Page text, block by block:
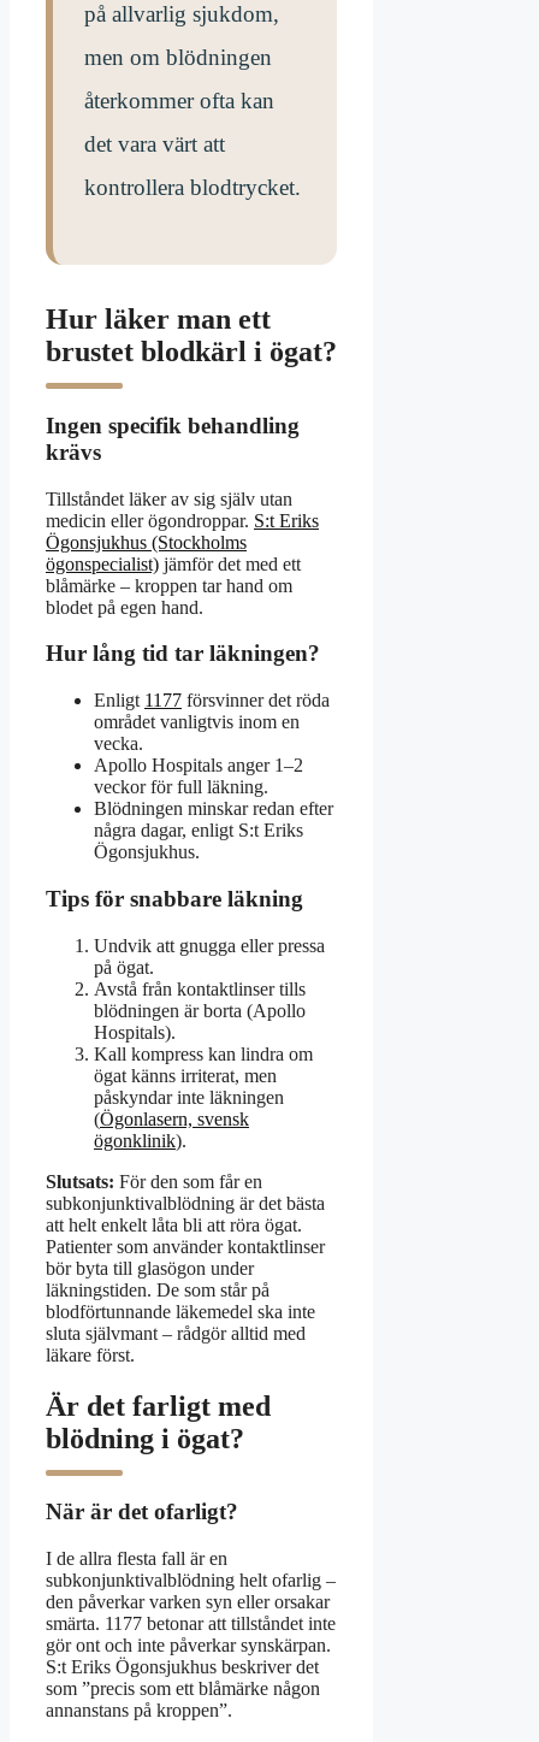
på allvarlig sjukdom,
men om blödningen
återkommer ofta kan
det vara värt att
kontrollera blodtrycket.
Hur läker man ett
brustet blodkärl i ögat?
Ingen specifik behandling
krävs
Tillståndet läker av sig själv utan
medicin eller ögondroppar. S:t Eriks
Ögonsjukhus (Stockholms
ögonspecialist) jämför det med ett
blåmärke – kroppen tar hand om
blodet på egen hand.
Hur lång tid tar läkningen?
Enligt 1177 försvinner det röda
området vanligtvis inom en
vecka.
Apollo Hospitals anger 1–2
veckor för full läkning.
Blödningen minskar redan efter
några dagar, enligt S:t Eriks
Ögonsjukhus.
Tips för snabbare läkning
Undvik att gnugga eller pressa
på ögat.
Avstå från kontaktlinser tills
blödningen är borta (Apollo
Hospitals).
Kall kompress kan lindra om
ögat känns irriterat, men
påskyndar inte läkningen
(Ögonlasern, svensk
ögonklinik).
Slutsats: För den som får en
subkonjunktivalblödning är det bästa
att helt enkelt låta bli att röra ögat.
Patienter som använder kontaktlinser
bör byta till glasögon under
läkningstiden. De som står på
blodförtunnande läkemedel ska inte
sluta självmant – rådgör alltid med
läkare först.
Är det farligt med
blödning i ögat?
När är det ofarligt?
I de allra flesta fall är en
subkonjunktivalblödning helt ofarlig –
den påverkar varken syn eller orsakar
smärta. 1177 betonar att tillståndet inte
gör ont och inte påverkar synskärpan.
S:t Eriks Ögonsjukhus beskriver det
som ”precis som ett blåmärke någon
annanstans på kroppen”.